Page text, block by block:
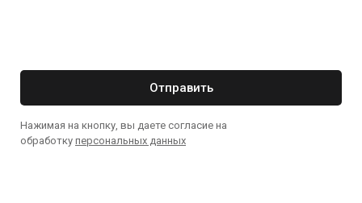
Отправить
Нажимая на кнопку, вы даете согласие на
обработку персональных данных